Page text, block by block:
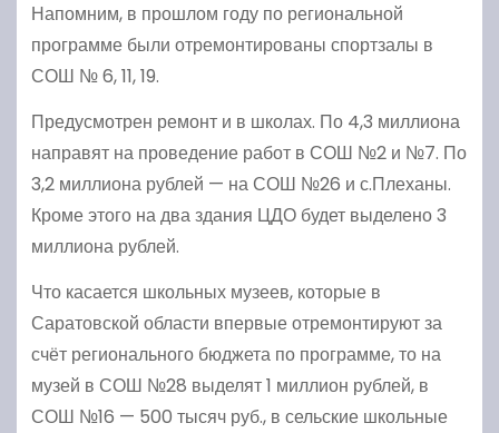
Напомним, в прошлом году по региональной
программе были отремонтированы спортзалы в
СОШ № 6, 11, 19.
Предусмотрен ремонт и в школах. По 4,3 миллиона
направят на проведение работ в СОШ №2 и №7. По
3,2 миллиона рублей — на СОШ №26 и с.Плеханы.
Кроме этого на два здания ЦДО будет выделено 3
миллиона рублей.
Что касается школьных музеев, которые в
Саратовской области впервые отремонтируют за
счёт регионального бюджета по программе, то на
музей в СОШ №28 выделят 1 миллион рублей, в
СОШ №16 — 500 тысяч руб., в сельские школьные